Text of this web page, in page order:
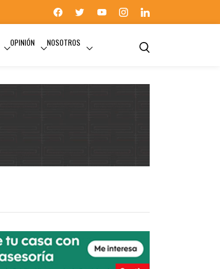
OPINIÓN NOSOTROS